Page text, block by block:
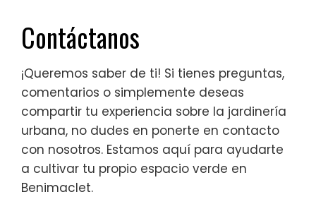
Contáctanos
¡Queremos saber de ti! Si tienes preguntas,
comentarios o simplemente deseas
compartir tu experiencia sobre la jardinería
urbana, no dudes en ponerte en contacto
con nosotros. Estamos aquí para ayudarte
a cultivar tu propio espacio verde en
Benimaclet.